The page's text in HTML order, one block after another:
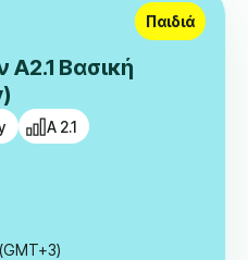
Βασική
A 2.1
Παιδιά